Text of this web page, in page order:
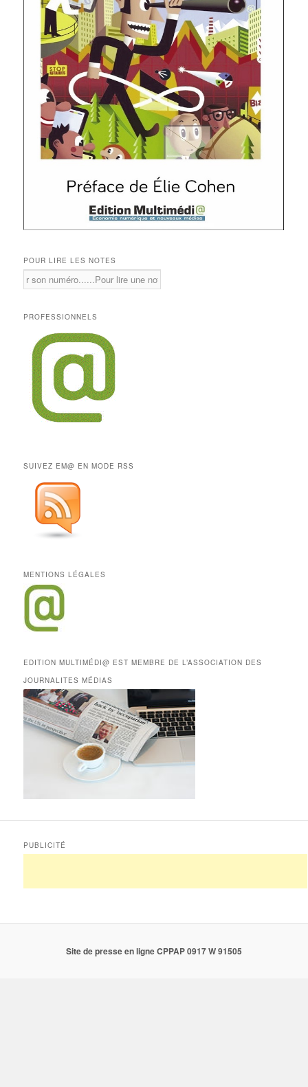
POUR LIRE LES NOTES
PROFESSIONNELS
SUIVEZ EM@ EN MODE RSS
MENTIONS LÉGALES
EDITION MULTIMÉDI@ EST MEMBRE DE L’ASSOCIATION DES
JOURNALITES MÉDIAS
PUBLICITÉ
Site de presse en ligne CPPAP 0917 W 91505